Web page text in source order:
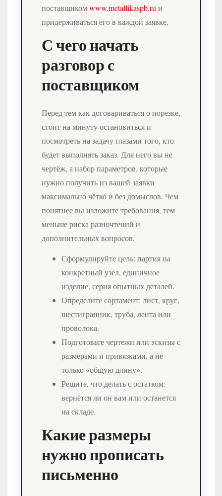
поставщикомwww.metallikaspb.ruи
придерживаться его в каждой заявке.
С чего начать
разговор с
поставщиком
Перед тем как договариваться о порезке,
стоит на минуту остановиться и
посмотреть на задачу глазами того, кто
будет выполнять заказ. Для него вы не
чертёж, а набор параметров, которые
нужно получить из вашей заявки
максимально чётко и без домыслов. Чем
понятнее вы изложите требования, тем
меньше риска разночтений и
дополнительных вопросов.
Сформулируйте цель: партия на
конкретный узел, единичное
изделие, серия опытных деталей.
Определите сортамент: лист, круг,
шестигранник, труба, лента или
проволока.
Подготовьте чертежи или эскизы с
размерами и привязками, а не
только «общую длину».
Решите, что делать с остатком:
вернётся ли он вам или останется
на складе.
Какие размеры
нужно прописать
письменно